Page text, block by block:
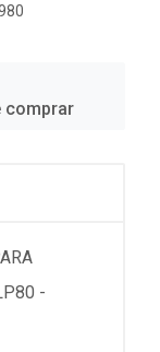
comprar
-